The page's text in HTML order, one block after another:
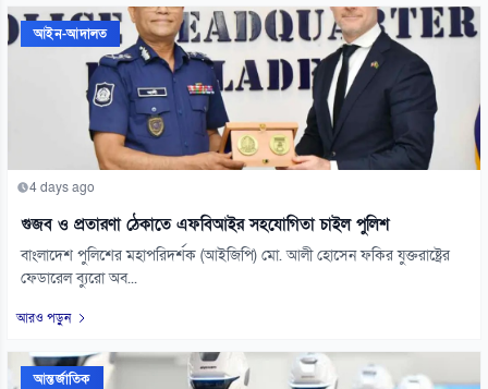
আইন-আদালত
4 days ago
গুজব ও প্রতারণা ঠেকাতে এফবিআইর সহযোগিতা চাইল পুলিশ
বাংলাদেশ পুলিশের মহাপরিদর্শক (আইজিপি) মো. আলী হোসেন ফকির যুক্তরাষ্ট্রের
ফেডারেল ব্যুরো অব...
আরও পড়ুন
আন্তর্জাতিক